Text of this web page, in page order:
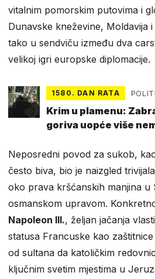
vitalnim pomorskim putovima i
Dunavske kneževine, Moldavija
tako u sendviču između dva
velikoj igri europske diplomacije.
1580. DAN RATA
Krim u plamenu:
goriva uopće više
Neposredni povod za sukob,
često biva, bio je naizgled
oko prava kršćanskih manjina u
osmanskom upravom.
Napoleon III., željan jačanja
statusa Francuske kao
od sultana da katoličkim
ključnim svetim mjestima u